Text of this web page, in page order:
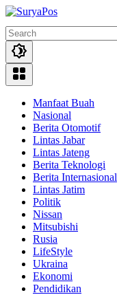
Skip
content
Manfaat Buah
Nasional
Berita Otomotif
Lintas Jabar
Lintas Jateng
Berita Teknologi
Berita Internasional
Lintas Jatim
Politik
Nissan
Mitsubishi
Rusia
LifeStyle
Ukraina
Ekonomi
Pendidikan